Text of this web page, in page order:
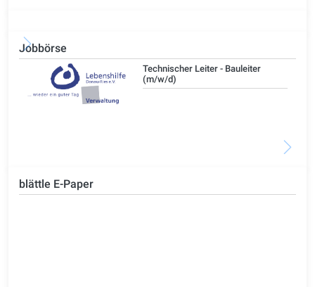
Jobbörse
Technischer Leiter - Bauleiter
(m/w/d)
blättle E-Paper